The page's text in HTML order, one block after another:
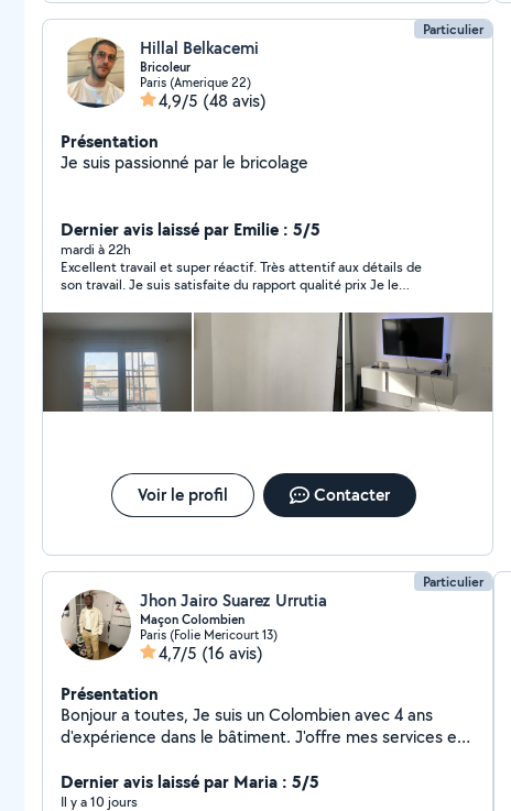
Particulier
Hillal Belkacemi
Bricoleur
Paris (Amerique 22)
4,9/5 (48 avis)
Présentation
Je suis passionné par le bricolage
Dernier avis laissé par Emilie : 5/5
mardi à 22h
Excellent travail et super réactif. Très attentif aux détails de
son travail. Je suis satisfaite du rapport qualité prix Je le
Voir le profil Contacter
Particulier
Jhon Jairo Suarez Urrutia
Maçon Colombien
Paris (Folie Mericourt 13)
4,7/5 (16 avis)
Présentation
Bonjour a toutes, Je suis un Colombien avec 4 ans
d'expérience dans le bâtiment. J'offre mes services en
meilleure lettre de présentation est la qualité de mon
travail.
Dernier avis laissé par Maria : 5/5
Il y a 10 jours